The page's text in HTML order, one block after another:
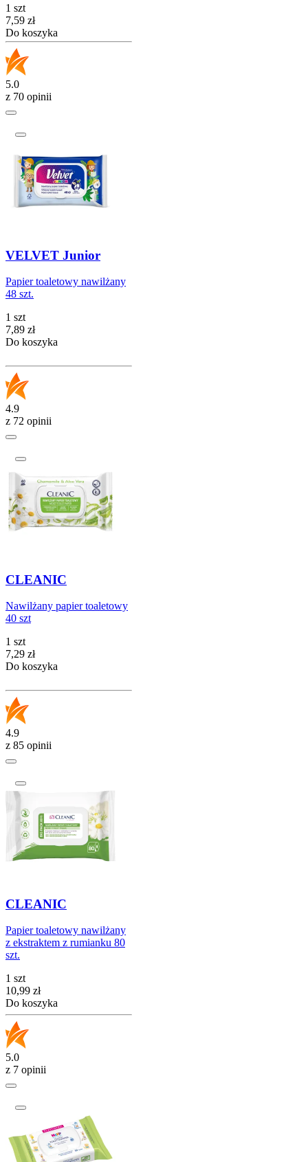
1 szt
Cena
7,59 zł
Do koszyka
5.0
z 70 opinii
VELVET Junior
Papier toaletowy nawilżany
48 szt.
1 szt
Cena
7,89 zł
Do koszyka
4.9
z 72 opinii
CLEANIC
Nawilżany papier toaletowy
40 szt
1 szt
Cena
7,29 zł
Do koszyka
4.9
z 85 opinii
CLEANIC
Papier toaletowy nawilżany
z ekstraktem z rumianku 80
szt.
1 szt
Cena
10,99 zł
Do koszyka
5.0
z 7 opinii